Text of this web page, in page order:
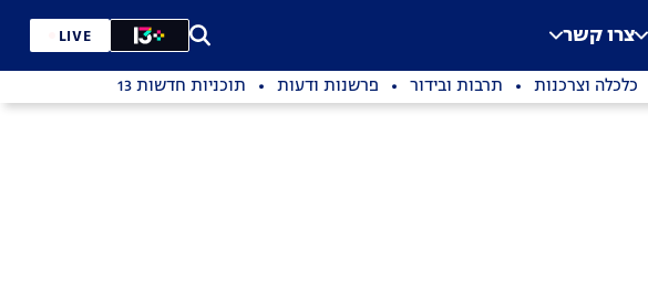
צרו קשר LIVE
כלכלה וצרכנות תרבות ובידור פרשנות ודעות תוכניות חדשות 13